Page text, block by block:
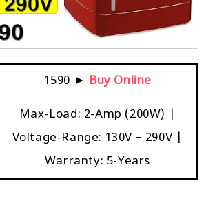
₹1590 ► Buy Online
Max-Load: 2-Amp (200W) |
Voltage-Range: 130V – 290V |
Warranty: 5-Years